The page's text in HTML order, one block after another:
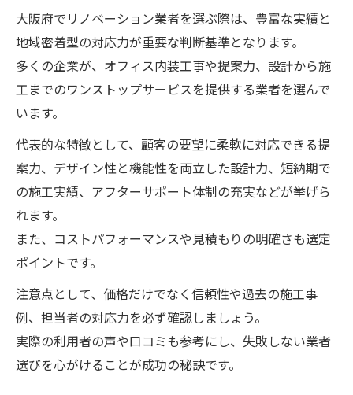
オフィス内装工事 安い業者でも満足度アッ
プ
オフィス移転に最適なレイアウト変更の極意
リノベーションで叶う理想のオフィス移転
オフィス移転 大阪で重視したいリノベーシ
ョン要素
レイアウト変更に最適なリノベーションの
オフィス移転と内装工事のベストタイミン
グ
リノベーションで実現する効率的な動線設
計とは
大阪府でリノベーション業者を選ぶ際は、豊富な実績と
地域密着型の対応力が重要な判断基準となります。
多くの企業が、オフィス内装工事や提案力、設計から施
工までのワンストップサービスを提供する業者を選んで
います。
代表的な特徴として、顧客の要望に柔軟に対応できる提
案力、デザイン性と機能性を両立した設計力、短納期で
の施工実績、アフターサポート体制の充実などが挙げら
れます。
また、コストパフォーマンスや見積もりの明確さも選定
ポイントです。
注意点として、価格だけでなく信頼性や過去の施工事
例、担当者の対応力を必ず確認しましょう。
実際の利用者の声や口コミも参考にし、失敗しない業者
選びを心がけることが成功の秘訣です。